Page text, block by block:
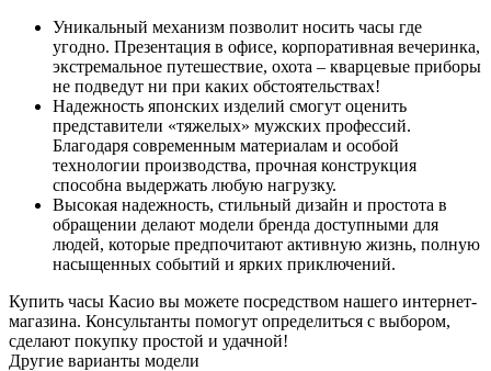
Уникальный механизм позволит носить часы где
угодно. Презентация в офисе, корпоративная вечеринка,
экстремальное путешествие, охота – кварцевые приборы
не подведут ни при каких обстоятельствах!
Надежность японских изделий смогут оценить
представители «тяжелых» мужских профессий.
Благодаря современным материалам и особой
технологии производства, прочная конструкция
способна выдержать любую нагрузку.
Высокая надежность, стильный дизайн и простота в
обращении делают модели бренда доступными для
людей, которые предпочитают активную жизнь, полную
насыщенных событий и ярких приключений.
Купить часы Касио вы можете посредством нашего интернет-
магазина. Консультанты помогут определиться с выбором,
сделают покупку простой и удачной!
Другие варианты модели